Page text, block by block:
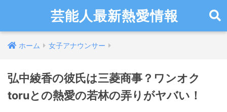
芸能人最新熱愛情報
ホーム 女子アナウンサー
弘中綾香の彼氏は三菱商事？ワンオク
toruとの熱愛の若林の弄りがヤバい！